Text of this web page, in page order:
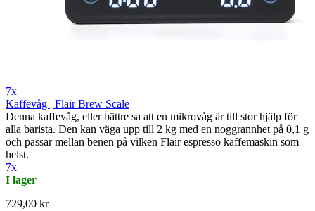
7x
Kaffevåg | Flair Brew Scale
Denna kaffevåg, eller bättre sa att en mikrovåg är till stor hjälp för
alla barista. Den kan väga upp till 2 kg med en noggrannhet på 0,1 g
och passar mellan benen på vilken Flair espresso kaffemaskin som
helst.
7x
I lager
729,00 kr